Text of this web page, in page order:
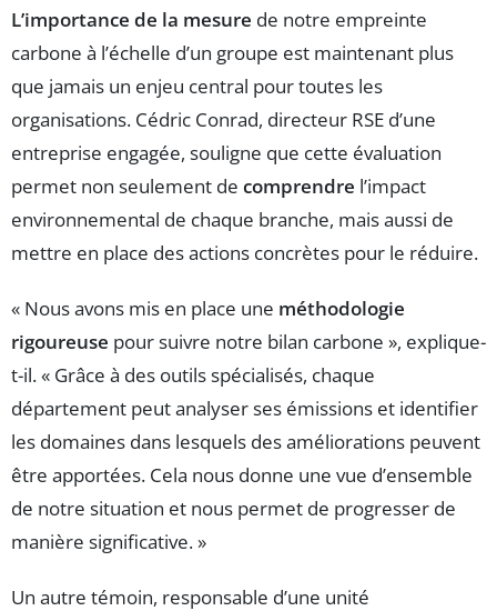
L’importance de la mesure de notre empreinte
carbone à l’échelle d’un groupe est maintenant plus
que jamais un enjeu central pour toutes les
organisations. Cédric Conrad, directeur RSE d’une
entreprise engagée, souligne que cette évaluation
permet non seulement de comprendre l’impact
environnemental de chaque branche, mais aussi de
mettre en place des actions concrètes pour le réduire.
« Nous avons mis en place une méthodologie
rigoureuse pour suivre notre bilan carbone », explique-
t-il. « Grâce à des outils spécialisés, chaque
département peut analyser ses émissions et identifier
les domaines dans lesquels des améliorations peuvent
être apportées. Cela nous donne une vue d’ensemble
de notre situation et nous permet de progresser de
manière significative. »
Un autre témoin, responsable d’une unité